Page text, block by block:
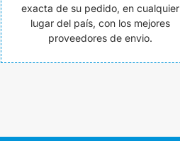
exacta de su pedido, en cualquier
lugar del país, con los mejores
proveedores de envio.